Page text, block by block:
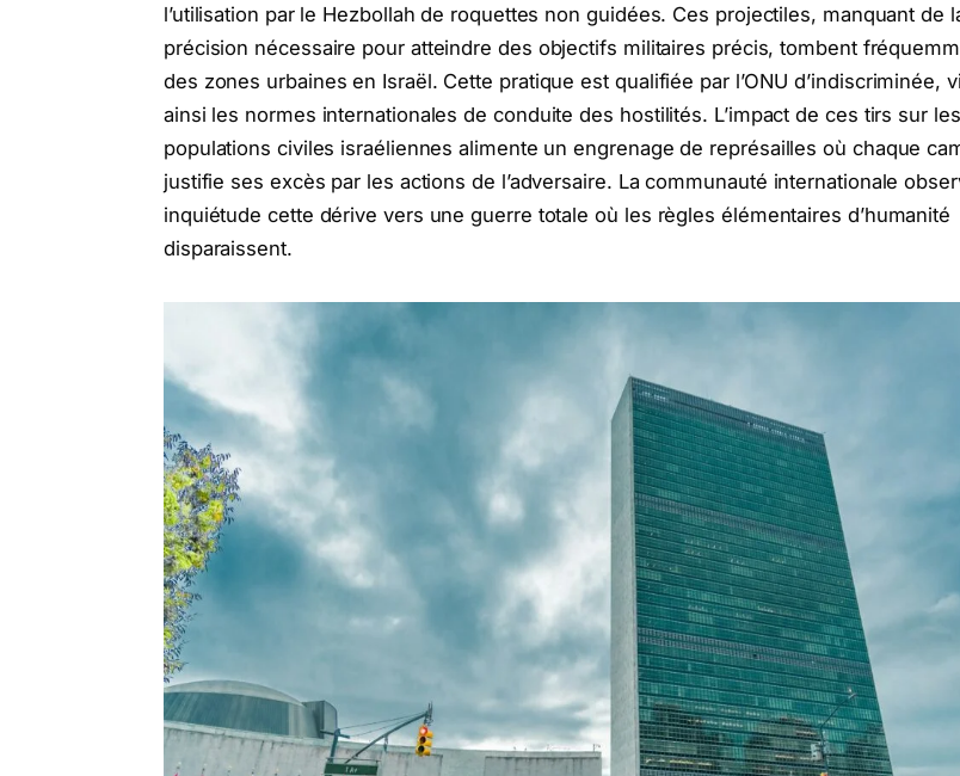
l’utilisation par le Hezbollah de roquettes non guidées. Ces projectiles, manquant de
précision nécessaire pour atteindre des objectifs militaires précis, tombent
des zones urbaines en Israël. Cette pratique est qualifiée par l’ONU d’indiscriminée,
ainsi les normes internationales de conduite des hostilités. L’impact de ces tirs sur les
populations civiles israéliennes alimente un engrenage de représailles où chaque
justifie ses excès par les actions de l’adversaire. La communauté internationale
inquiétude cette dérive vers une guerre totale où les règles élémentaires d’humanité
disparaissent.